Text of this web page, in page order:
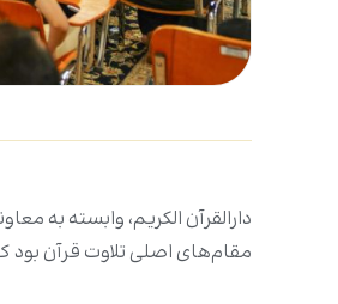
دارالقرآن الکریم، وابسته به
مقام‌های اصلی تلاوت قرآن بود